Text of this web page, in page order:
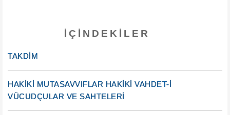
İÇINDEKILER
TAKDİM
HAKİKİ MUTASAVVIFLAR HAKİKİ VAHDET-İ
VÜCUDÇULAR VE SAHTELERİ